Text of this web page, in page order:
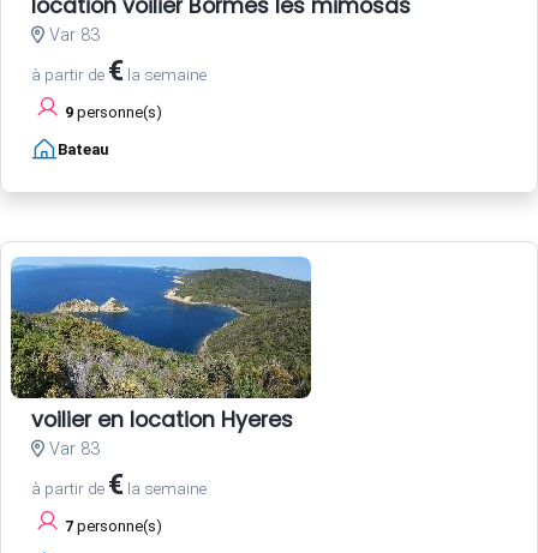
location voilier Bormes les mimosas
Var 83
à partir de € la semaine
9 personne(s)
Bateau
voilier en location Hyeres
Var 83
à partir de € la semaine
7 personne(s)